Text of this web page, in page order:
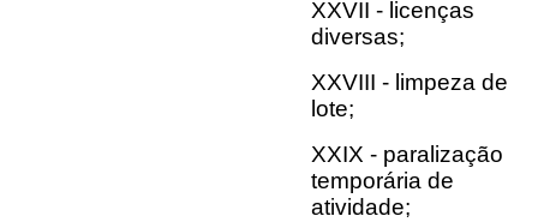
XXVII - licenças
diversas;
XXVIII - limpeza de
lote;
XXIX - paralização
temporária de
atividade;